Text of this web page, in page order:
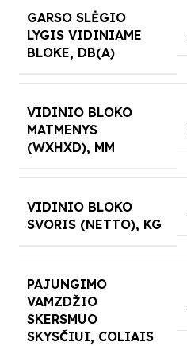
GARSO SLĖGIO
LYGIS VIDINIAME
BLOKE, DB(A)
VIDINIO BLOKO
MATMENYS
(WXHXD), MM
VIDINIO BLOKO
SVORIS (NETTO), KG
PAJUNGIMO
VAMZDŽIO
SKERSMUO
SKYSČIUI, COLIAIS